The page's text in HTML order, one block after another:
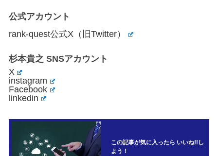
公式アカウント
rank-quest公式X（旧Twitter）
杉本貴之 SNSアカウント
X
instagram
Facebook
linkedin
この記事が気に入ったら いいね!!し
よう！